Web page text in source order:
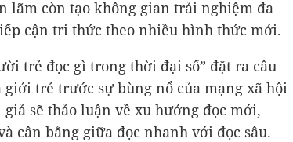
lãm còn tạo không gian trải nghiệm đa
cận tri thức theo nhiều hình thức mới.
trẻ đọc gì trong thời đại số” đặt ra câu
giới trẻ trước sự bùng nổ của mạng xã hội
giả sẽ thảo luận về xu hướng đọc mới,
cân bằng giữa đọc nhanh với đọc sâu.